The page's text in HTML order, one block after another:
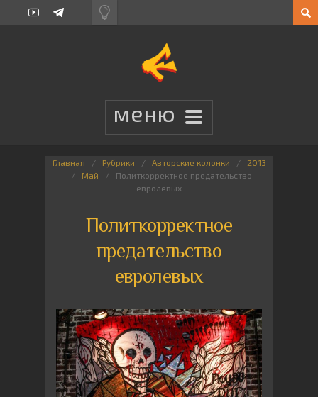
Главная Рубрики Авторские колонки
2013
Май
Политкорректное предательство
евролевых
Политкорректное
предательство
евролевых